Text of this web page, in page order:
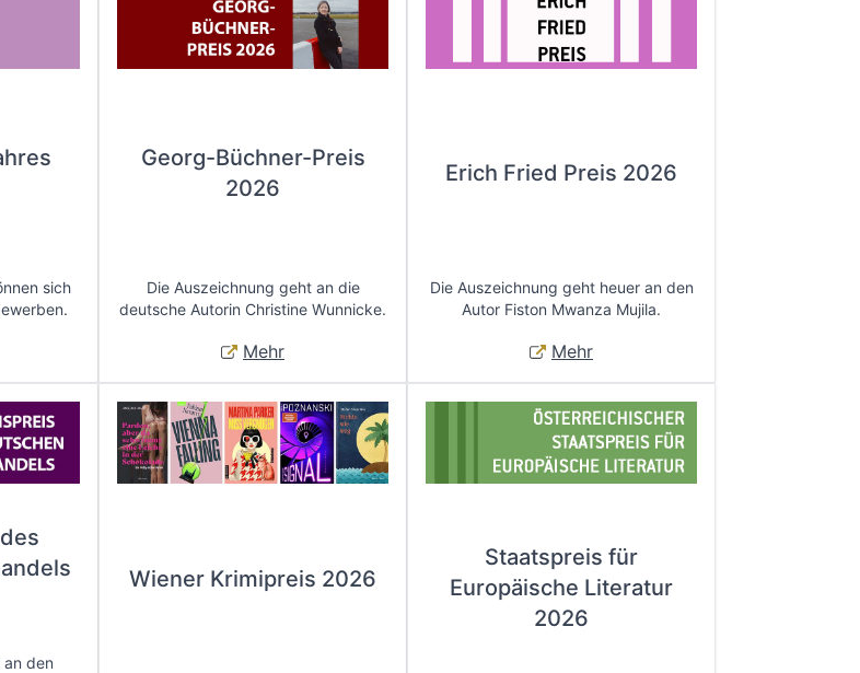
sich
Georg-Büchner-Preis
2026
Die Auszeichnung geht an die
deutsche Autorin Christine Wunnicke.
Mehr
Erich Fried Preis 2026
Die Auszeichnung geht heuer an den
Autor Fiston Mwanza Mujila.
Mehr
an den
Wiener Krimipreis 2026
Staatspreis für
Europäische Literatur
2026